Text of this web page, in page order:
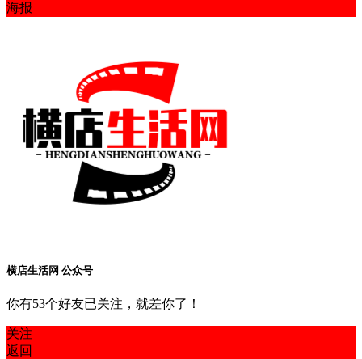
海报
横店生活网 公众号
你有53个好友已关注，就差你了！
关注
返回